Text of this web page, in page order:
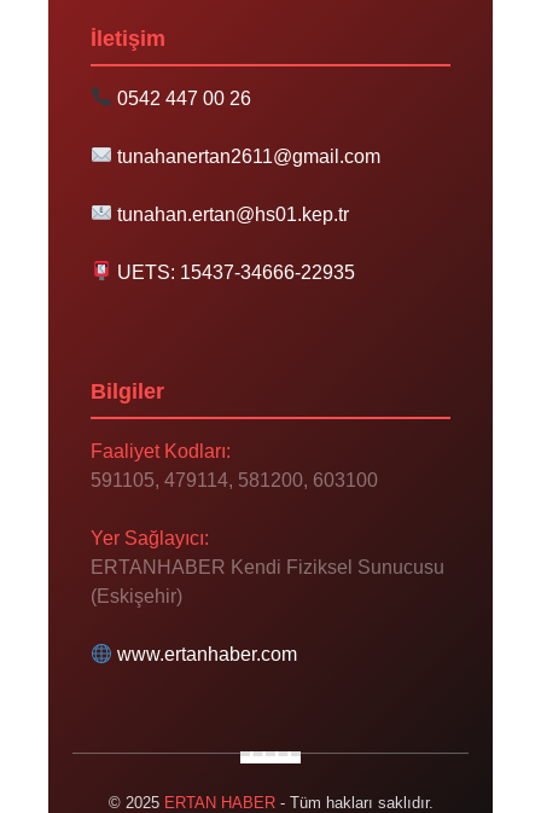
İletişim
0542 447 00 26
tunahanertan2611@gmail.com
tunahan.ertan@hs01.kep.tr
UETS: 15437-34666-22935
Bilgiler
Faaliyet Kodları:
591105, 479114, 581200, 603100
Yer Sağlayıcı:
ERTANHABER Kendi Fiziksel Sunucusu
(Eskişehir)
www.ertanhaber.com
© 2025 ERTAN HABER- Tüm hakları saklıdır.